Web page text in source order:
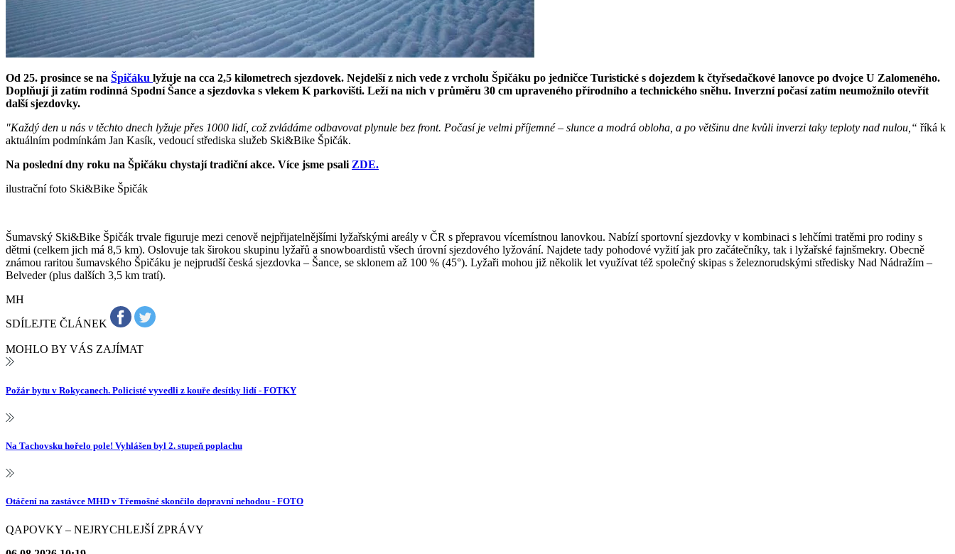
Od 25. prosince se na Špičáku lyžuje na cca 2,5 kilometrech sjezdovek. Nejdelší z nich vede z vrcholu Špičáku po jedničce Turistické s dojezdem k čtyřsedačkové lanovce po dvojce U Zalomeného.
Doplňují ji zatím rodinná Spodní Šance a sjezdovka s vlekem K parkovišti. Leží na nich v průměru 30 cm upraveného přírodního a technického sněhu. Inverzní počasí zatím neumožnilo otevřít
další sjezdovky.
"Každý den u nás v těchto dnech lyžuje přes 1000 lidí, což zvládáme odbavovat plynule bez front. Počasí je velmi příjemné – slunce a modrá obloha, a po většinu dne kvůli inverzi taky teploty nad nulou,“ říká k
aktuálním podmínkám Jan Kasík, vedoucí střediska služeb Ski&Bike Špičák.
Na poslední dny roku na Špičáku chystají tradiční akce. Více jsme psaliZDE.
ilustrační foto Ski&Bike Špičák
Šumavský Ski&Bike Špičák trvale figuruje mezi cenově nejpřijatelnějšími lyžařskými areály v ČR s přepravou vícemístnou lanovkou. Nabízí sportovní sjezdovky v kombinaci s lehčími tratěmi pro rodiny s
dětmi (celkem jich má 8,5 km). Oslovuje tak širokou skupinu lyžařů a snowboardistů všech úrovní sjezdového lyžování. Najdete tady pohodové vyžití jak pro začátečníky, tak i lyžařské fajnšmekry. Obecně
známou raritou šumavského Špičáku je nejprudší česká sjezdovka – Šance, se sklonem až 100 % (45°). Lyžaři mohou již několik let využívat též společný skipas s železnorudskými středisky Nad Nádražím –
Belveder (plus dalších 3,5 km tratí).
MH
SDÍLEJTE ČLÁNEK
MOHLO BY VÁS ZAJÍMAT
Požár bytu v Rokycanech. Policisté vyvedli z kouře desítky lidí - FOTKY
Na Tachovsku hořelo pole! Vyhlášen byl 2. stupeň poplachu
Otáčení na zastávce MHD v Třemošné skončilo dopravní nehodou - FOTO
QAPOVKY – NEJRYCHLEJŠÍ ZPRÁVY